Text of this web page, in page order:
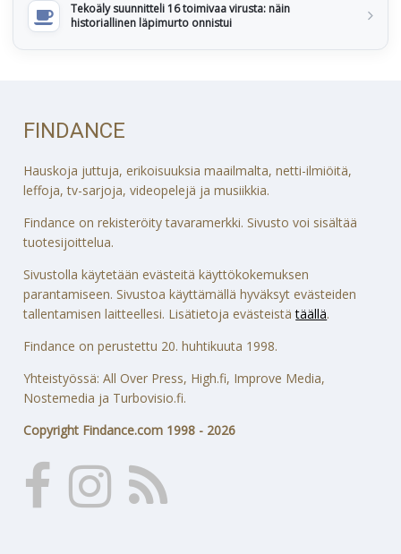
Tekoäly suunnitteli 16 toimivaa virusta: näin
historiallinen läpimurto onnistui
FINDANCE
Hauskoja juttuja, erikoisuuksia maailmalta, netti-ilmiöitä,
leffoja, tv-sarjoja, videopelejä ja musiikkia.
Findance on rekisteröity tavaramerkki. Sivusto voi sisältää
tuotesijoittelua.
Sivustolla käytetään evästeitä käyttökokemuksen
parantamiseen. Sivustoa käyttämällä hyväksyt evästeiden
tallentamisen laitteellesi. Lisätietoja evästeistätäällä.
Findance on perustettu 20. huhtikuuta 1998.
Yhteistyössä: All Over Press, High.fi, Improve Media,
Nostemedia ja Turbovisio.fi.
Copyright Findance.com 1998 - 2026